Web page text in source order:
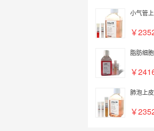
小气管
￥
脂肪细
￥
肺泡上
￥